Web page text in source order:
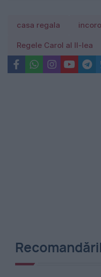
casa regala
Regele Carol al II-lea